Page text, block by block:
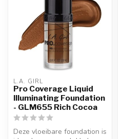
L.A. GIRL
Pro Coverage Liquid
Illuminating Foundation
- GLM655 Rich Cocoa
Deze vloeibare foundation is